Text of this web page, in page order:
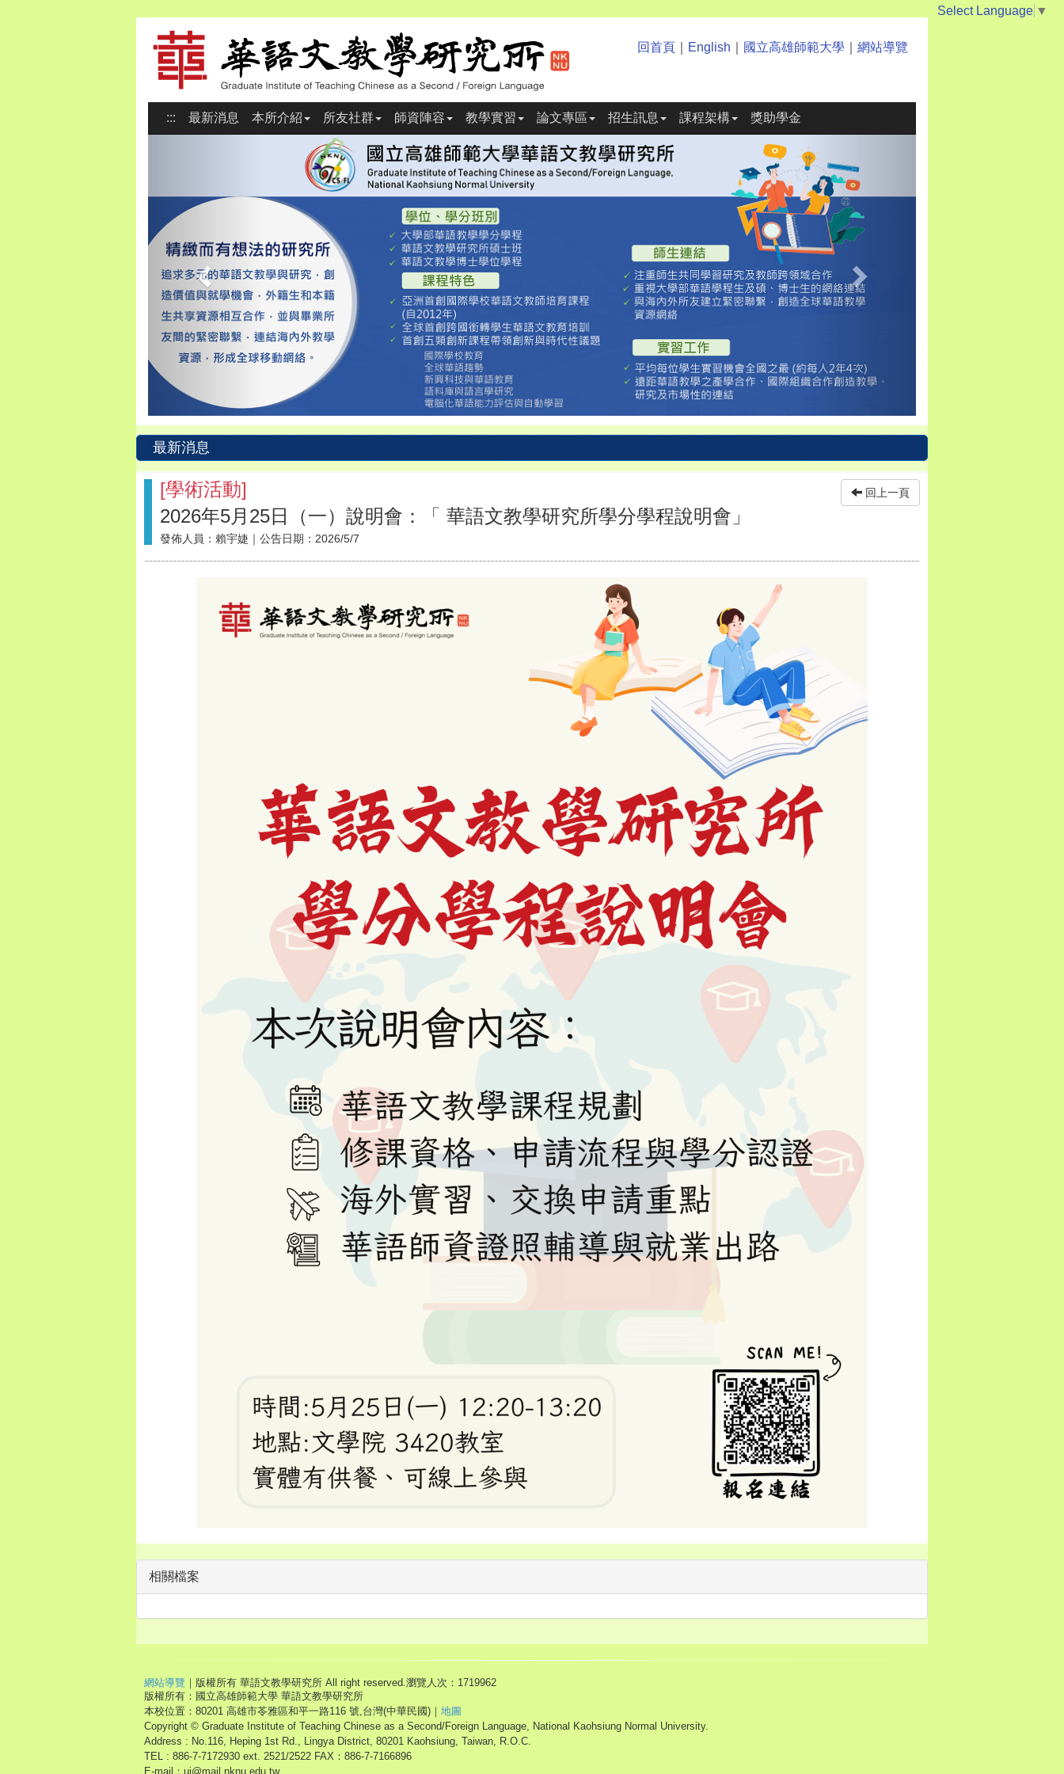
Select Language ▼
回首頁 English 國立高雄師範大學 網站導覽
::: 最新消息 本所介紹 所友社群 師資陣容 教學實習 論文專區 招生訊息 課程架構 獎助學金
最新消息
[學術活動]
2026年5月25日（一）說明會：「 華語文教學研究所學分學程說明會」
發佈人員： 賴宇婕 ｜公告日期： 2026/5/7
回上一頁
相關檔案
網站導覽 ｜版權所有 華語文教學研究所 All right reserved.瀏覽人次：1719962
版權所有：國立高雄師範大學 華語文教學研究所
本校位置：80201 高雄市苓雅區和平一路116 號,台灣(中華民國)｜ 地圖
Copyright © Graduate Institute of Teaching Chinese as a Second/Foreign Language, National Kaohsiung Normal University.
Address : No.116, Heping 1st Rd., Lingya District, 80201 Kaohsiung, Taiwan, R.O.C.
TEL : 886-7-7172930 ext. 2521/2522 FAX：886-7-7166896
E-mail：uj@mail.nknu.edu.tw